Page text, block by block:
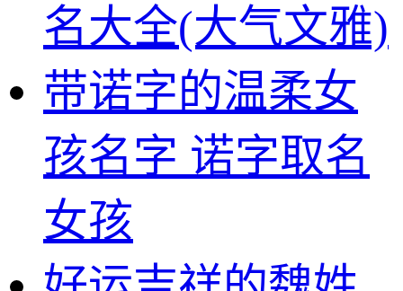
名大全(大气文雅)
带诺字的温柔女
孩名字 诺字取名
女孩